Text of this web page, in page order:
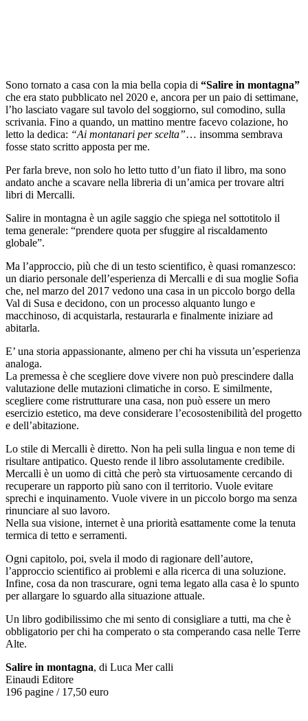
Sono tornato a casa con la mia bella copia di “Salire in montagna”
che era stato pubblicato nel 2020 e, ancora per un paio di settimane,
l’ho lasciato vagare sul tavolo del soggiorno, sul comodino, sulla
scrivania. Fino a quando, un mattino mentre facevo colazione, ho
letto la dedica: “Ai montanari per scelta”… insomma sembrava
fosse stato scritto apposta per me.
Per farla breve, non solo ho letto tutto d’un fiato il libro, ma sono
andato anche a scavare nella libreria di un’amica per trovare altri
libri di Mercalli.
Salire in montagna è un agile saggio che spiega nel sottotitolo il
tema generale: “prendere quota per sfuggire al riscaldamento
globale”.
Ma l’approccio, più che di un testo scientifico, è quasi romanzesco:
un diario personale dell’esperienza di Mercalli e di sua moglie Sofia
che, nel marzo del 2017 vedono una casa in un piccolo borgo della
Val di Susa e decidono, con un processo alquanto lungo e
macchinoso, di acquistarla, restaurarla e finalmente iniziare ad
abitarla.
E’ una storia appassionante, almeno per chi ha vissuta un’esperienza
analoga.
La premessa è che scegliere dove vivere non può prescindere dalla
valutazione delle mutazioni climatiche in corso. E similmente,
scegliere come ristrutturare una casa, non può essere un mero
esercizio estetico, ma deve considerare l’ecosostenibilità del progetto
e dell’abitazione.
Lo stile di Mercalli è diretto. Non ha peli sulla lingua e non teme di
risultare antipatico. Questo rende il libro assolutamente credibile.
Mercalli è un uomo di città che però sta virtuosamente cercando di
recuperare un rapporto più sano con il territorio. Vuole evitare
sprechi e inquinamento. Vuole vivere in un piccolo borgo ma senza
rinunciare al suo lavoro.
Nella sua visione, internet è una priorità esattamente come la tenuta
termica di tetto e serramenti.
Ogni capitolo, poi, svela il modo di ragionare dell’autore,
l’approccio scientifico ai problemi e alla ricerca di una soluzione.
Infine, cosa da non trascurare, ogni tema legato alla casa è lo spunto
per allargare lo sguardo alla situazione attuale.
Un libro godibilissimo che mi sento di consigliare a tutti, ma che è
obbligatorio per chi ha comperato o sta comperando casa nelle Terre
Alte.
Salire in montagna, di Luca Mer calli
Einaudi Editore
196 pagine / 17,50 euro